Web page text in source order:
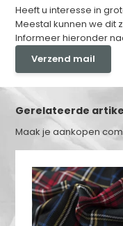
Heeft u interesse in
Meestal kunnen we dit
Informeer hieronder
Verzend mail
Gerelateerde
Maak je aankopen